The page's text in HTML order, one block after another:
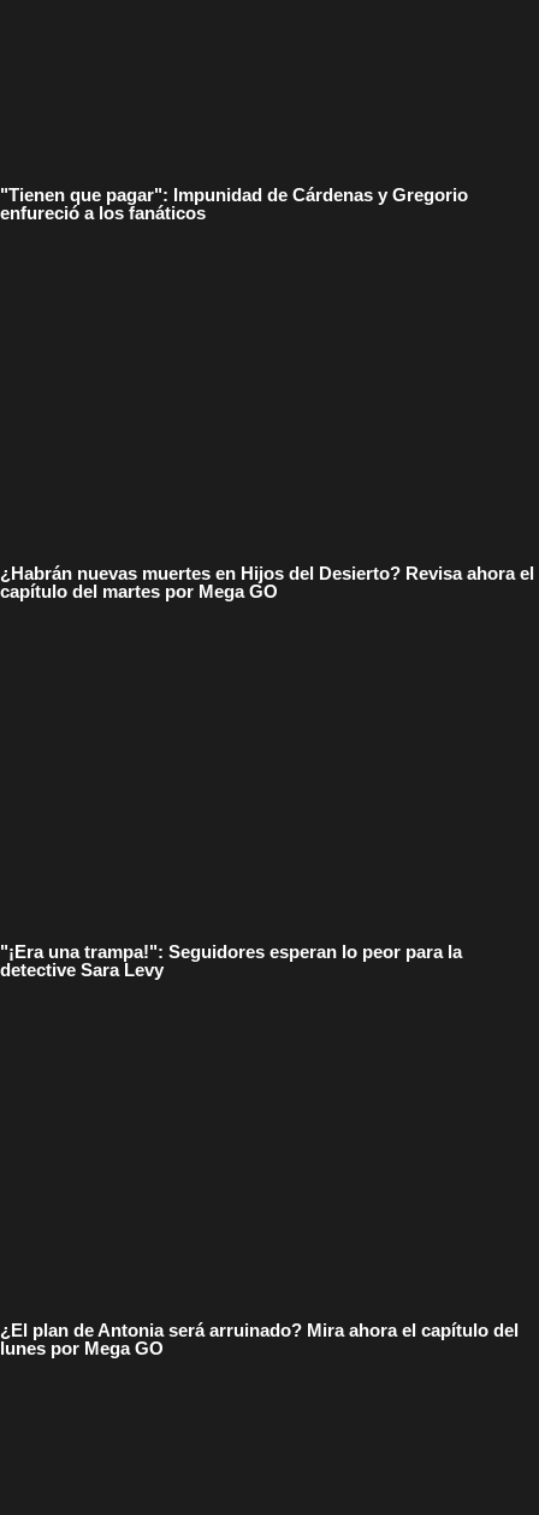
"Tienen que pagar": Impunidad de Cárdenas y Gregorio
enfureció a los fanáticos
¿Habrán nuevas muertes en Hijos del Desierto? Revisa ahora el
capítulo del martes por Mega GO
"¡Era una trampa!": Seguidores esperan lo peor para la
detective Sara Levy
¿El plan de Antonia será arruinado? Mira ahora el capítulo del
lunes por Mega GO